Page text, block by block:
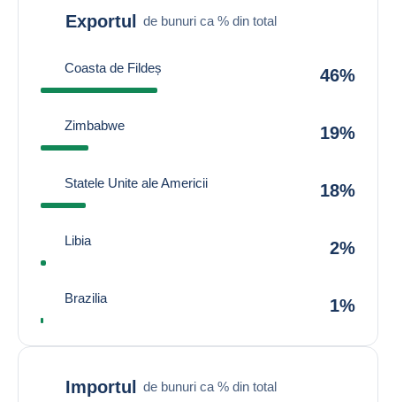
Exportul de bunuri ca % din total
Coasta de Fildeș 46%
Zimbabwe 19%
Statele Unite ale Americii 18%
Libia 2%
Brazilia 1%
Importul de bunuri ca % din total